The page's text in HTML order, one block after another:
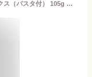
無添加 ベジタリアンのためのグラタンミックス（パスタ付） 105g ★動物性原材料不使用★4個までコンパクト便薄型可